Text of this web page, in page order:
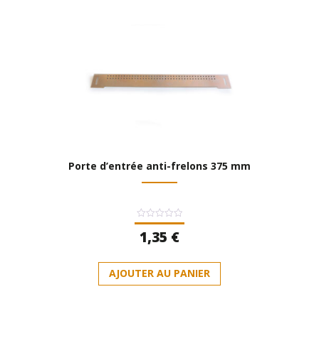
Porte d’entrée anti-frelons 375 mm
Note
0
sur
1,35 €
AJOUTER AU PANIER